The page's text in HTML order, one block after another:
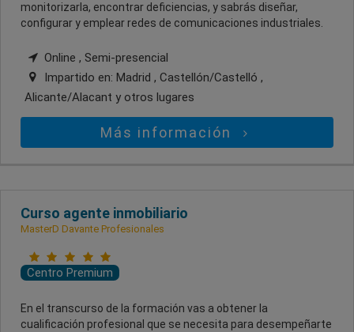
monitorizarla, encontrar deficiencias, y sabrás diseñar,
configurar y emplear redes de comunicaciones industriales.
Online , Semi-presencial
Impartido en: Madrid , Castellón/Castelló ,
Alicante/Alacant y otros lugares
Más información
Curso agente inmobiliario
MasterD Davante Profesionales
Centro Premium
En el transcurso de la formación vas a obtener la
cualificación profesional que se necesita para desempeñarte